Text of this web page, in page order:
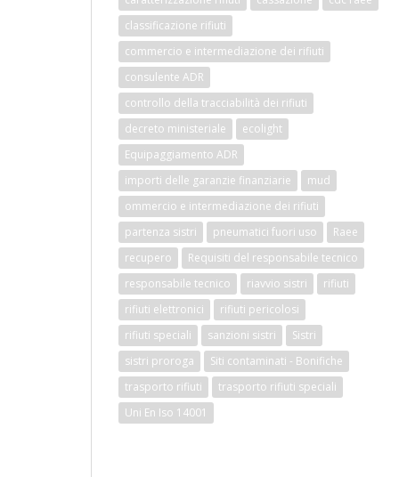
classificazione rifiuti
commercio e intermediazione dei rifiuti
consulente ADR
controllo della tracciabilità dei rifiuti
decreto ministeriale
ecolight
Equipaggiamento ADR
importi delle garanzie finanziarie
mud
ommercio e intermediazione dei rifiuti
partenza sistri
pneumatici fuori uso
Raee
recupero
Requisiti del responsabile tecnico
responsabile tecnico
riavvio sistri
rifiuti
rifiuti elettronici
rifiuti pericolosi
rifiuti speciali
sanzioni sistri
Sistri
sistri proroga
Siti contaminati - Bonifiche
trasporto rifiuti
trasporto rifiuti speciali
Uni En Iso 14001